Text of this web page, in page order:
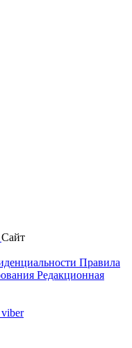
Сайт
Правила
Редакционная
viber